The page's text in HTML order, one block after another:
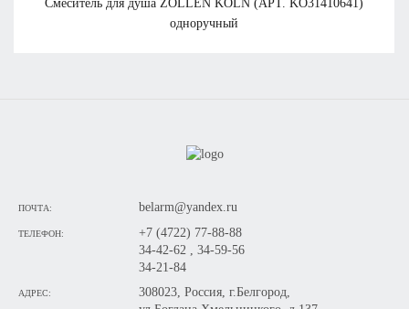
смеситель для душа ZOLLEN KOLN (АРТ. KO31410641)
одноручный
ПОЧТА: belarm@yandex.ru
ТЕЛЕФОН:
+7 (4722) 77-88-88
34-42-62 , 34-59-56
34-21-84
АДРЕС:
308023, Россия, г.Белгород,